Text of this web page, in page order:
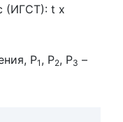
(ИГСТ): t x
Р1 , Р2, Р3 –